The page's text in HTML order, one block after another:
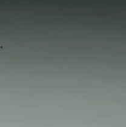
*T&Cs apply.